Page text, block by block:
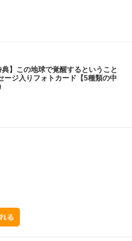
典】この地球で覚醒するということ
ージ入りフォトカード【5種類の中